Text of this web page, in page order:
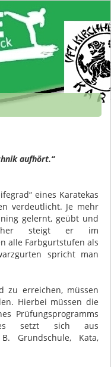
aufhört.“
eines Karatekas
verdeutlicht. Je mehr
gelernt, geübt und
steigt er im
alle Farbgurtstufen als
spricht man
zu erreichen, müssen
Hierbei müssen die
Prüfungsprogramms
setzt sich aus
Grundschule, Kata,